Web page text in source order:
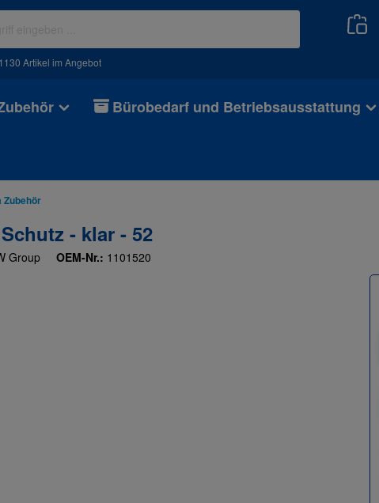
Artikel im Angebot
Bürobedarf und Betriebsausstattung
Zubehör
- klar - 52
Group OEM-Nr.: 1101520